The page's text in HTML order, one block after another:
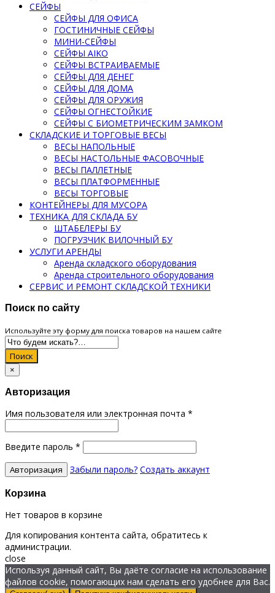
СЕЙФЫ
СЕЙФЫ ДЛЯ ОФИСА
ГОСТИНИЧНЫЕ СЕЙФЫ
МИНИ-СЕЙФЫ
СЕЙФЫ AIKO
СЕЙФЫ ВСТРАИВАЕМЫЕ
СЕЙФЫ ДЛЯ ДЕНЕГ
СЕЙФЫ ДЛЯ ДОМА
СЕЙФЫ ДЛЯ ОРУЖИЯ
СЕЙФЫ ОГНЕСТОЙКИЕ
СЕЙФЫ С БИОМЕТРИЧЕСКИМ ЗАМКОМ
СКЛАДСКИЕ И ТОРГОВЫЕ ВЕСЫ
ВЕСЫ НАПОЛЬНЫЕ
ВЕСЫ НАСТОЛЬНЫЕ ФАСОВОЧНЫЕ
ВЕСЫ ПАЛЛЕТНЫЕ
ВЕСЫ ПЛАТФОРМЕННЫЕ
ВЕСЫ ТОРГОВЫЕ
КОНТЕЙНЕРЫ ДЛЯ МУСОРА
ТЕХНИКА ДЛЯ СКЛАДА БУ
ШТАБЕЛЕРЫ БУ
ПОГРУЗЧИК ВИЛОЧНЫЙ БУ
УСЛУГИ АРЕНДЫ
Аренда складского оборудования
Аренда строительного оборудования
СЕРВИС И РЕМОНТ СКЛАДСКОЙ ТЕХНИКИ
Поиск по сайту
Используйте эту форму для поиска товаров на нашем сайте
Поиск
×
Авторизация
Имя пользователя или электронная почта *
Введите пароль *
Забыли пароль? Создать аккаунт
Корзина
Нет товаров в корзине
Для копирования контента сайта, обратитесь к
администрации.
close
Используя данный сайт, Вы даёте согласие на использование
файлов cookie, помогающих нам сделать его удобнее для Вас.